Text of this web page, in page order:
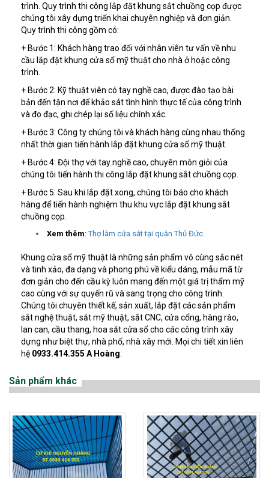
trình. Quy trình thi công lắp đặt khung sắt chuồng cọp được
chúng tôi xây dựng triển khai chuyên nghiệp và đơn giản.
Quy trình thi công gồm có:
+ Bước 1: Khách hàng trao đổi với nhân viên tư vấn về nhu
cầu lắp đặt khung cửa sổ mỹ thuật cho nhà ở hoặc công
trình.
+ Bước 2: Kỹ thuật viên có tay nghề cao, được đào tạo bài
bản đến tận nơi để khảo sát tình hình thực tế của công trình
và đo đạc, ghi chép lại số liệu chính xác.
+ Bước 3: Công ty chúng tôi và khách hàng cùng nhau thống
nhất thời gian tiến hành lắp đặt khung cửa sổ mỹ thuật.
+ Bước 4: Đội thợ với tay nghề cao, chuyên môn giỏi của
chúng tôi tiến hành thi công lắp đặt khung sắt chuồng cọp.
+ Bước 5: Sau khi lắp đặt xong, chúng tôi báo cho khách
hàng để tiến hành nghiệm thu khu vực lắp đặt khung sắt
chuồng cọp.
Xem thêm:Thợ làm cửa sắt tại quân Thủ Đức
Khung cửa sổ mỹ thuật là những sản phẩm vô cùng sắc nét
và tinh xảo, đa dạng và phong phú về kiểu dáng, mẫu mã từ
đơn giản cho đến cầu kỳ luôn mang đến một giá trị thẩm mỹ
cao cùng với sự quyến rũ và sang trọng cho công trình.
Chúng tôi chuyên thiết kế, sản xuất, lắp đặt các sản phẩm
sắt nghệ thuật, sắt mỹ thuật, sắt CNC, cửa cổng, hàng rào,
lan can, cầu thang, hoa sắt cửa sổ cho các công trình xây
dựng như biệt thự, nhà phố, nhà xây mới. Mọi chi tiết xin liên
hệ 0933.414.355 A Hoàng
Sản phẩm khác